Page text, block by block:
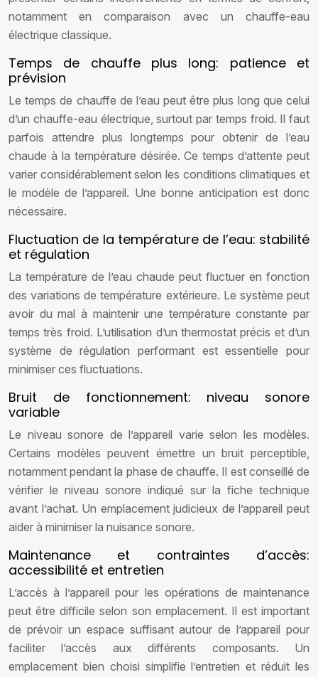
notamment en comparaison avec un chauffe-eau
électrique classique.
Temps de chauffe plus long: patience et
prévision
Le temps de chauffe de l’eau peut être plus long que celui
d’un chauffe-eau électrique, surtout par temps froid. Il faut
parfois attendre plus longtemps pour obtenir de l’eau
chaude à la température désirée. Ce temps d’attente peut
varier considérablement selon les conditions climatiques et
le modèle de l’appareil. Une bonne anticipation est donc
nécessaire.
Fluctuation de la température de l’eau: stabilité
et régulation
La température de l’eau chaude peut fluctuer en fonction
des variations de température extérieure. Le système peut
avoir du mal à maintenir une température constante par
temps très froid. L’utilisation d’un thermostat précis et d’un
système de régulation performant est essentielle pour
minimiser ces fluctuations.
Bruit de fonctionnement: niveau sonore
variable
Le niveau sonore de l’appareil varie selon les modèles.
Certains modèles peuvent émettre un bruit perceptible,
notamment pendant la phase de chauffe. Il est conseillé de
vérifier le niveau sonore indiqué sur la fiche technique
avant l’achat. Un emplacement judicieux de l’appareil peut
aider à minimiser la nuisance sonore.
Maintenance et contraintes d’accès:
accessibilité et entretien
L’accès à l’appareil pour les opérations de maintenance
peut être difficile selon son emplacement. Il est important
de prévoir un espace suffisant autour de l’appareil pour
faciliter l’accès aux différents composants. Un
emplacement bien choisi simplifie l’entretien et réduit les